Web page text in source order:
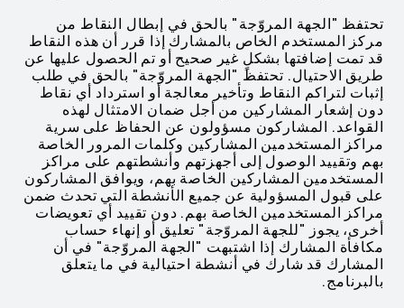
تحتفظ "الجهة المروّجة" بالحق في إبطال النقاط من
مركز المستخدم الخاص بالمشارك إذا قرر أن هذه النقاط
قد تمت إضافتها بشكلٍ غير صحيح أو تم الحصول عليها عن
طريق الاحتيال. تحتفظ "الجهة المروّجة" بالحق في طلب
إثبات لتراكم النقاط وتأخير معالجة أو استرداد أي نقاط
دون إشعار المشاركين من أجل ضمان الامتثال لهذه
القواعد. المشاركون مسؤولون عن الحفاظ على سرية
مراكز المستخدمين المشاركين وكلمات المرور الخاصة
بهم وتقييد الوصول إلى أجهزتهم وأنشطتهم على مراكز
المستخدمين المشاركين الخاصة بهم، ويوافق المشاركون
على قبول المسؤولية عن جميع الأنشطة التي تحدث ضمن
مراكز المستخدمين الخاصة بهم. دون تقييد أي تعويضات
أخرى، يجوز "للجهة المروّجة" تعليق أو إنهاء حساب
مكافأة المشارك إذا اشتبهت "الجهة المروّجة" في أن
المشارك قد شارك في أنشطة احتيالية في ما يتعلق
بالبرنامج.